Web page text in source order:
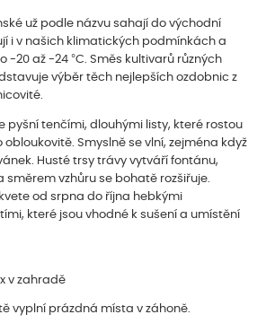
už podle názvu sahají do východní
i v našich klimatických podmínkách a
-20 až -24 °C. Směs kultivarů různých
výběr těch nejlepších ozdobnic z
pyšní tenčími, dlouhými listy, které rostou
Smyslně se vlní, zejména když
Husté trsy trávy vytváří fontánu,
směrem vzhůru se bohatě rozšiřuje.
od srpna do října hebkými
které jsou vhodné k sušení a umístění
v zahradě
vyplní prázdná místa v záhoně.